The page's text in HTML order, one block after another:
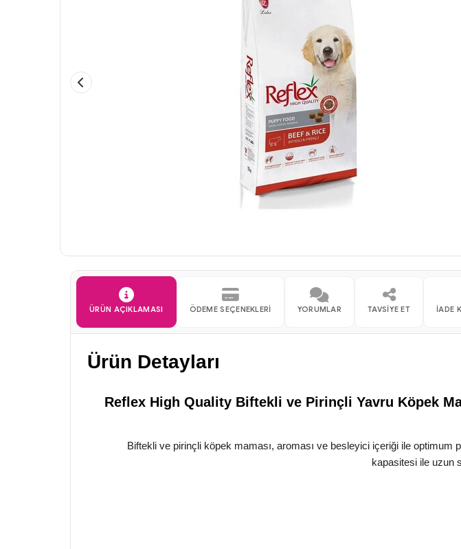
ÜRÜN AÇIKLAMASI ÖDEME SEÇENEKLERI YORUMLAR TAVSIYE ET İADE
Ürün Detayları
Reflex High Quality Biftekli ve Pirinçli Yavru Köpek
Biftekli ve pirinçli köpek maması, aroması ve besleyici içeriği ile
kapasitesi ile uzun